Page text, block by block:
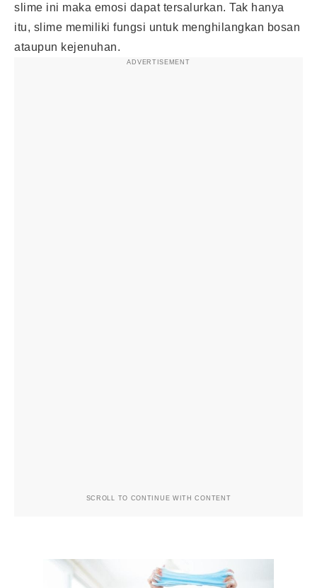
slime ini maka emosi dapat tersalurkan. Tak hanya
itu, slime memiliki fungsi untuk menghilangkan bosan
ataupun kejenuhan.
ADVERTISEMENT
SCROLL TO CONTINUE WITH CONTENT